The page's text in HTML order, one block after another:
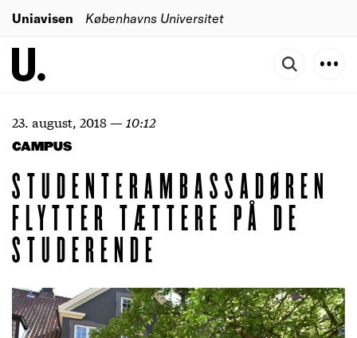
Uniavisen Københavns Universitet
23. august, 2018— 10:12
CAMPUS
STUDENTERAMBASSADØREN
FLYTTER TÆTTERE PÅ DE
STUDERENDE